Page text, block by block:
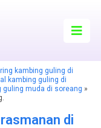
kambing guling di
kambing guling di
guling muda di soreang »
di